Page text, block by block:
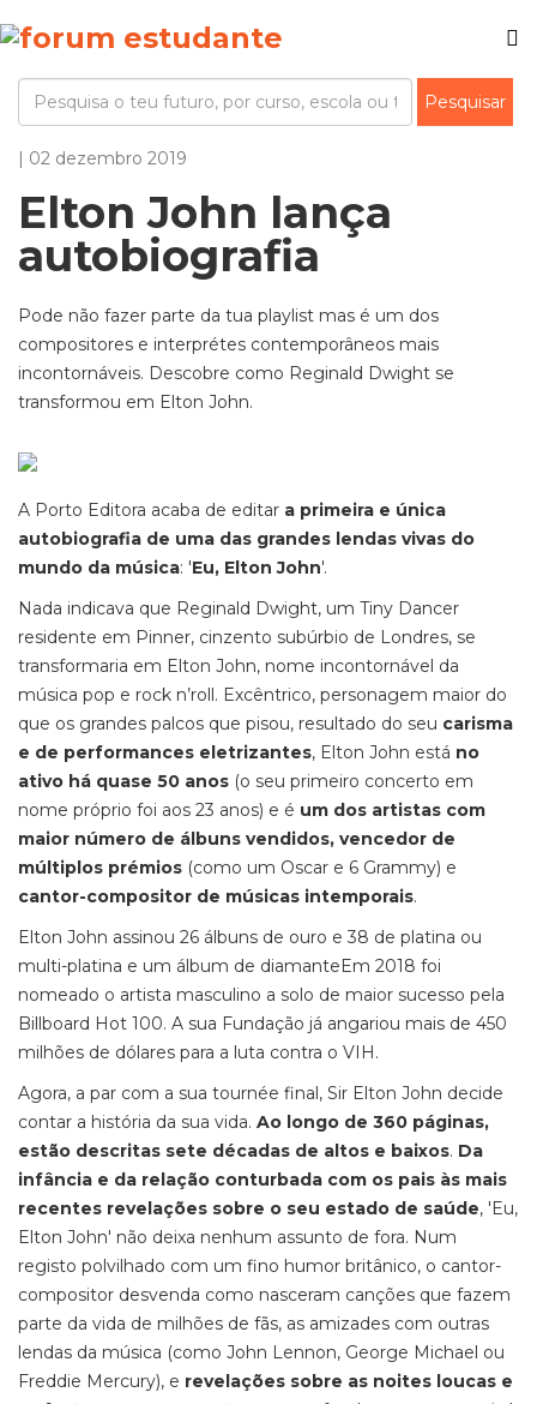
| 02 dezembro 2019
Elton John lança
autobiografia
Pode não fazer parte da tua playlist mas é um dos
compositores e interprétes contemporâneos mais
incontornáveis. Descobre como Reginald Dwight se
transformou em Elton John.
A Porto Editora acaba de editar a primeira e única
autobiografia de uma das grandes lendas vivas do
mundo da música: 'Eu, Elton John'.
Nada indicava que Reginald Dwight, um Tiny Dancer
residente em Pinner, cinzento subúrbio de Londres, se
transformaria em Elton John, nome incontornável da
música pop e rock n’roll. Excêntrico, personagem maior do
que os grandes palcos que pisou, resultado do seu carisma
e de performances eletrizantes, Elton John está no
ativo há quase 50 anos (o seu primeiro concerto em
nome próprio foi aos 23 anos) e é um dos artistas com
maior número de álbuns vendidos, vencedor de
múltiplos prémios (como um Oscar e 6 Grammy) e
cantor-compositor de músicas intemporais.
Elton John assinou 26 álbuns de ouro e 38 de platina ou
multi-platina e um álbum de diamanteEm 2018 foi
nomeado o artista masculino a solo de maior sucesso pela
Billboard Hot 100. A sua Fundação já angariou mais de 450
milhões de dólares para a luta contra o VIH.
Agora, a par com a sua tournée final, Sir Elton John decide
contar a história da sua vida. Ao longo de 360 páginas,
estão descritas sete décadas de altos e baixos. Da
infância e da relação conturbada com os pais às mais
recentes revelações sobre o seu estado de saúde, 'Eu,
Elton John' não deixa nenhum assunto de fora. Num
registo polvilhado com um fino humor britânico, o cantor-
compositor desvenda como nasceram canções que fazem
parte da vida de milhões de fãs, as amizades com outras
lendas da música (como John Lennon, George Michael ou
Freddie Mercury), e revelações sobre as noites loucas e